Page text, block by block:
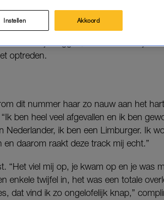
niet alleen muzikaal uitdagend is,
ik eerlijk zeggen, maar ik ben blij dat
optreden.
dit nummer haar zo nauw aan het
ben heel veel afgevallen en ik ben
Nederlander, ik ben een Limburger. Ik
daarom raakt deze track mij echt.”
“Het viel mij op, je kwam op en je was
enkele twijfel in, het was een totale
dat vind ik zo ongelofelijk knap,”
Instellen Akkoord